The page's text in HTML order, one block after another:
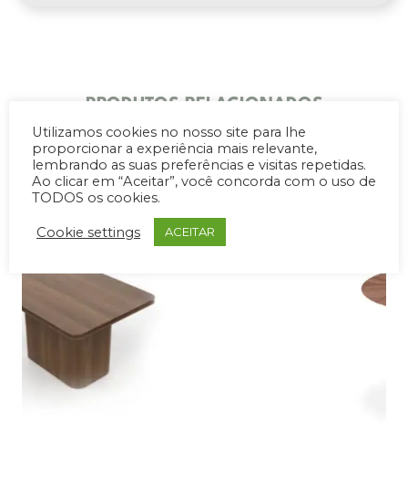
PRODUTOS RELACIONADOS
Utilizamos cookies no nosso site para lhe
proporcionar a experiência mais relevante,
lembrando as suas preferências e visitas repetidas.
Ao clicar em “Aceitar”, você concorda com o uso de
TODOS os cookies.
Cookie settings ACEITAR